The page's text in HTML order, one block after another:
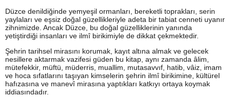
Düzce denildiğinde yemyeşil ormanları, bereketli toprakları, serin
yaylaları ve eşsiz doğal güzellikleriyle adeta bir tabiat cenneti uyanır
zihnimizde. Ancak Düzce, bu doğal güzelliklerinin yanında
yetiştirdiği insanları ve ilmî birikimiyle de dikkat çekmektedir.
Şehrin tarihsel mirasını korumak, kayıt altına almak ve gelecek
nesillere aktarmak vazifesi güden bu kitap, aynı zamanda âlim,
mütefekkir, müftü, müderris, muallim, mutasavvıf, hatib, vâiz, imam
ve hoca sıfatlarını taşıyan kimselerin şehrin ilmî birikimine, kültürel
hafızasına ve manevî mirasına yaptıkları katkıyı ortaya koymak
iddiasındadır.